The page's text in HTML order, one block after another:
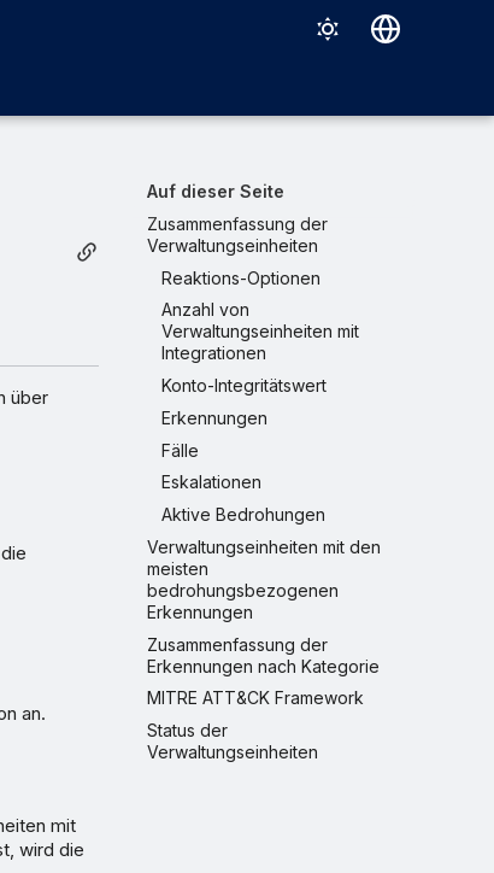
Français
Português (Brasil)
Auf dieser Seite
Zusammenfassung der
Verwaltungseinheiten
Reaktions-Optionen
Anzahl von
Verwaltungseinheiten mit
Integrationen
Konto-Integritätswert
Erkennungen
Fälle
Eskalationen
Aktive Bedrohungen
Verwaltungseinheiten mit den
meisten
bedrohungsbezogenen
Erkennungen
Zusammenfassung der
Erkennungen nach Kategorie
MITRE ATT&CK Framework
Status der
Verwaltungseinheiten
über
an.
mit
wird die